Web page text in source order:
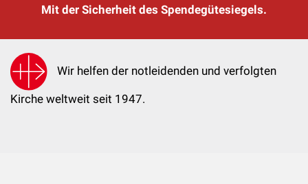
Mit der Sicherheit des Spendegütesiegels.
Wir helfen der notleidenden und verfolgten
Kirche weltweit seit 1947.